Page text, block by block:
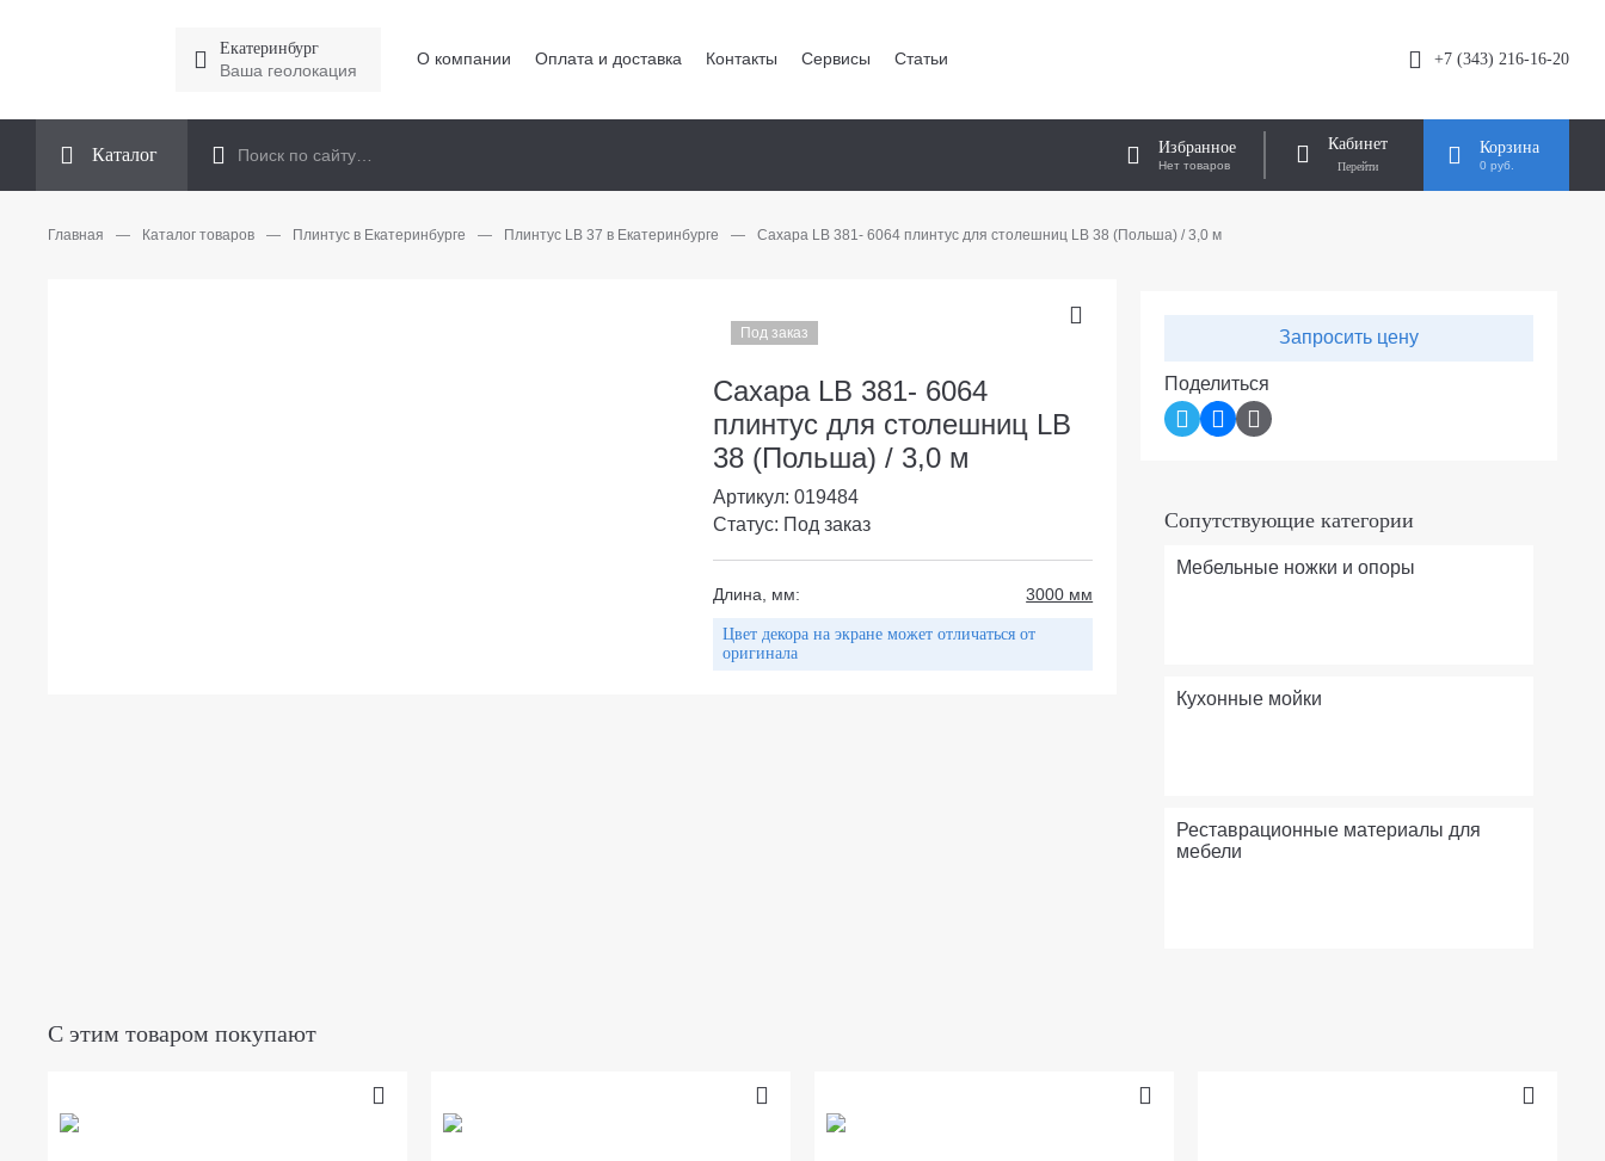
Екатеринбург
Ваша геолокация
О компании Оплата и доставка Контакты Сервисы Статьи +7 (343) 216-16-20
Каталог Избранное
Нет товаров
Кабинет Корзина
0 руб.
Главная — Каталог товаров — Плинтус в Екатеринбурге — Плинтус LB 37 в Екатеринбурге — Сахара LB 381- 6064 плинтус для столешниц LB 38 (Польша) / 3,0 м
Запросить цену
Поделиться
Сопутствующие категории
Мебельные ножки и опоры
Кухонные мойки
Реставрационные материалы для
мебели
Под заказ
Сахара LB 381- 6064
плинтус для столешниц LB
38 (Польша) / 3,0 м
Артикул: 019484
Статус: Под заказ
Длина, мм: 3000 мм
Цвет декора на экране может отличаться от
оригинала
С этим товаром покупают